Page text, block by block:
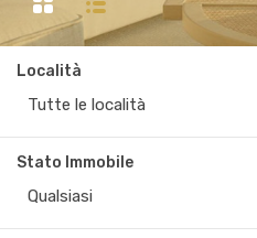
Località
Tutte le località
Stato Immobile
Qualsiasi